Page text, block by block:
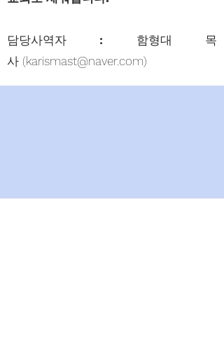
담당사역자 : 함형대 목
사 (karismast@naver.com)